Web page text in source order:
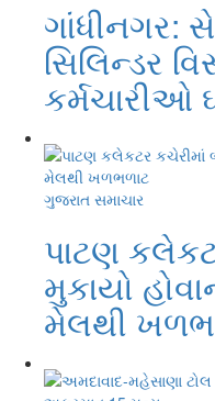
ગાંધીનગર:
સિલિન્ડર
કર્મચારીઓ
ગુજરાત સમાચાર
પાટણ
મુકાયો
મેલથી